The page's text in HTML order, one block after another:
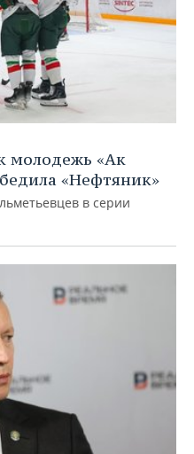
молодежь «Ак
«Нефтяник»
в серии